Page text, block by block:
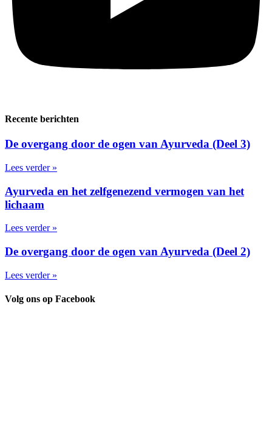
Recente berichten
De overgang door de ogen van Ayurveda (Deel 3)
Lees verder »
Ayurveda en het zelfgenezend vermogen van het
lichaam
Lees verder »
De overgang door de ogen van Ayurveda (Deel 2)
Lees verder »
Volg ons op Facebook